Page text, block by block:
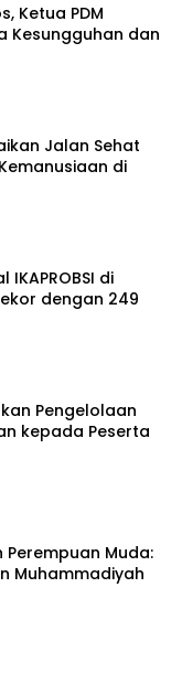
Ketua PDM
Kesungguhan dan
Jalan Sehat
di
di
dengan 249
Pengelolaan
kepada Peserta
Perempuan Muda:
Muhammadiyah